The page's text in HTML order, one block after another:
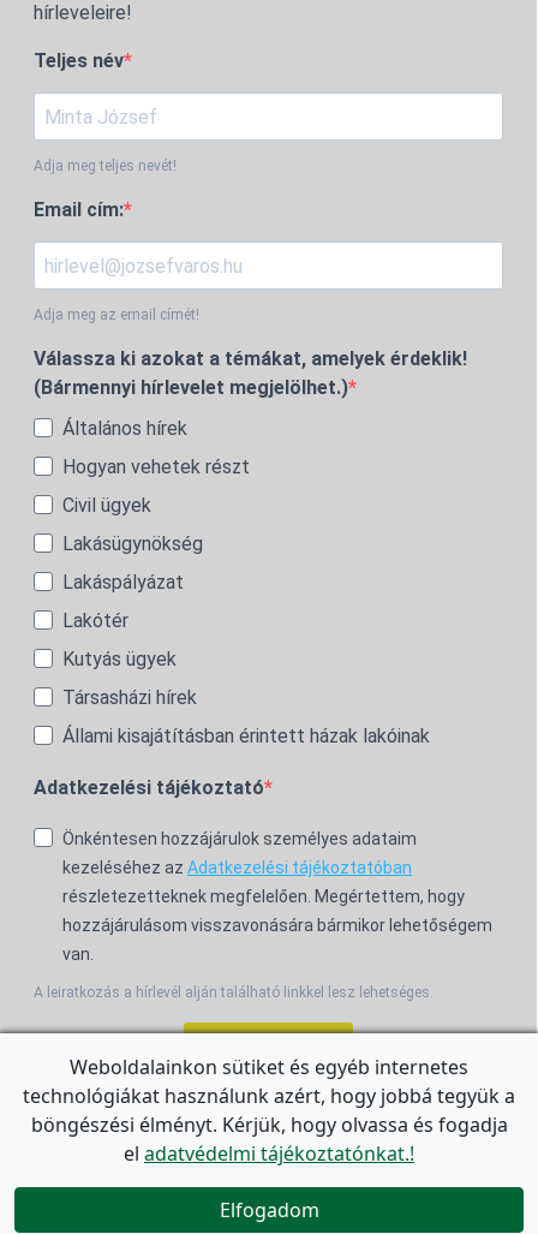
hírleveleire!
Teljes név
Adja meg teljes nevét!
Email cím:
Adja meg az email címét!
Válassza ki azokat a témákat, amelyek érdeklik!
(Bármennyi hírlevelet megjelölhet.)
Általános hírek
Hogyan vehetek részt
Civil ügyek
Lakásügynökség
Lakáspályázat
Lakótér
Kutyás ügyek
Társasházi hírek
Állami kisajátításban érintett házak lakóinak
Adatkezelési tájékoztató
Önkéntesen hozzájárulok személyes adataim
kezeléséhez az Adatkezelési tájékoztatóban
részletezetteknek megfelelően. Megértettem, hogy
hozzájárulásom visszavonására bármikor lehetőségem
van.
A leiratkozás a hírlevél alján található linkkel lesz lehetséges.
For the English Newsletter, clickHERE.

Weboldalainkon sütiket és egyéb internetes
technológiákat használunk azért, hogy jobbá tegyük a
böngészési élményt. Kérjük, hogy olvassa és fogadja
el adatvédelmi tájékoztatónkat.!
Elfogadom